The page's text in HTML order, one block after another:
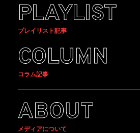
PLAYLIST
プレイリスト記事
COLUMN
コラム記事
ABOUT
メディアについて